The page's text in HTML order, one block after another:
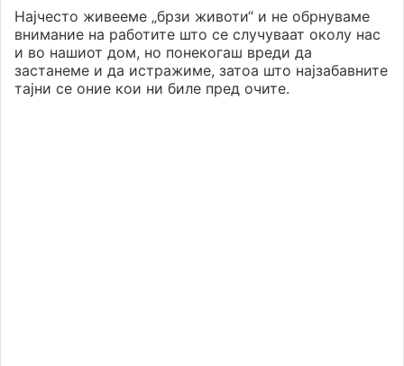
Најчесто живееме „брзи животи“ и не обрнуваме
внимание на работите што се случуваат околу нас
и во нашиот дом, но понекогаш вреди да
застанеме и да истражиме, затоа што најзабавните
тајни се оние кои ни биле пред очите.